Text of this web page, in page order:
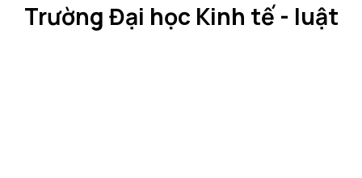
Trường Đại học Kinh tế - luật